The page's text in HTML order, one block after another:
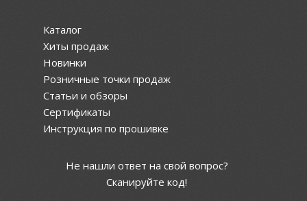
Каталог
Хиты продаж
Новинки
Розничные точки продаж
Статьи и обзоры
Сертификаты
Инструкция по прошивке
Не нашли ответ на свой вопрос?
Сканируйте код!